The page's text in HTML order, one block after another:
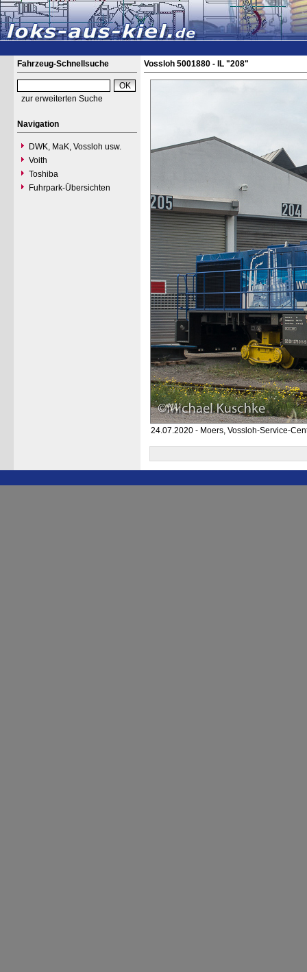
Fahrzeug-Schnellsuche
zur erweiterten Suche
Navigation
DWK, MaK, Vossloh usw.
Voith
Toshiba
Fuhrpark-Übersichten
Vossloh 5001880 - IL "208"
24.07.2020 - Moers, Vossloh-Service-